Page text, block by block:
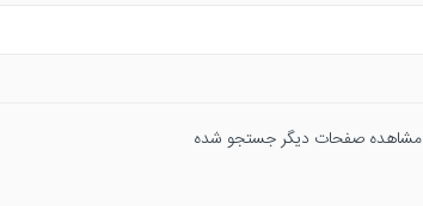
مشاهده صفحات دیگر جستجو شده